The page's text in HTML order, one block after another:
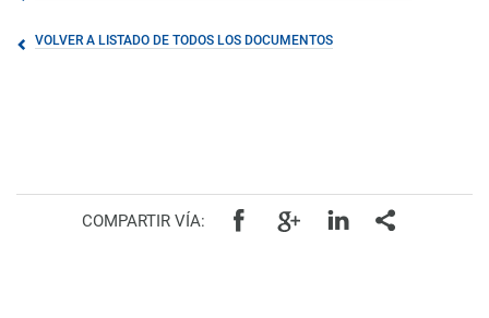
VOLVER A LISTADO DE TODOS LOS DOCUMENTOS
COMPARTIR VÍA: